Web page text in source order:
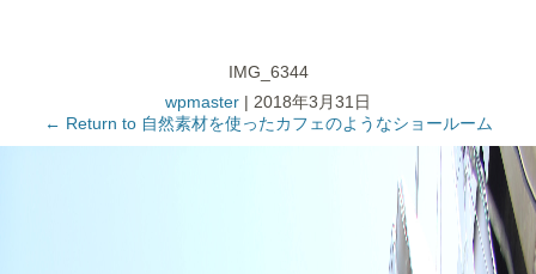
IMG_6344
wpmaster | 2018年3月31日
← Return to 自然素材を使ったカフェのようなショールーム